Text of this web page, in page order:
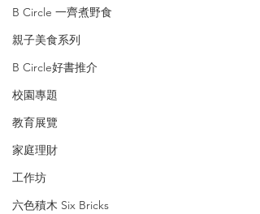
B Circle 一齊煮野食
親子美食系列
B Circle好書推介
校園專題
教育展覽
家庭理財
工作坊
六色積木 Six Bricks